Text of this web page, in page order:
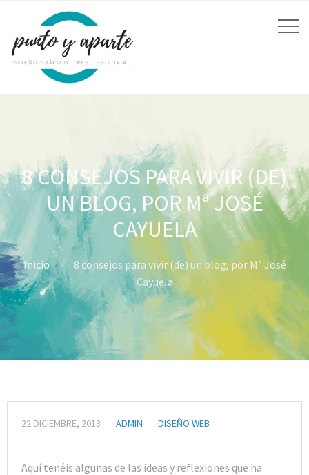
8 CONSEJOS PARA VIVIR (DE)
UN BLOG, POR Mª JOSÉ
CAYUELA
Inicio
8 consejos para vivir (de) un blog, por Mª José
Cayuela
22 DICIEMBRE, 2013 ADMIN DISEÑO WEB
Aquí tenéis algunas de las ideas y reflexiones que ha